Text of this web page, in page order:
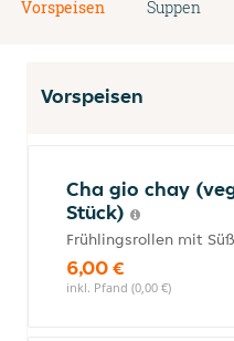
Vorspeisen Suppen
Vorspeisen
Cha gio chay
Stück)
Frühlingsrollen mit
6,00 €
inkl. Pfand (0,00 €)